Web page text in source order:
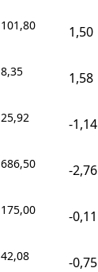
101,80 1,50
8,35 1,58
25,92 -1,14
686,50 -2,76
175,00 -0,11
42,08 -0,75